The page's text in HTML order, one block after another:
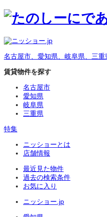
名古屋市、愛知県、岐阜県、三
賃貸物件を探す
名古屋市
愛知県
岐阜県
三重県
特集
ニッショーとは
店舗情報
最近見た物件
過去の検索条件
お気に入り
ニッショー.jp